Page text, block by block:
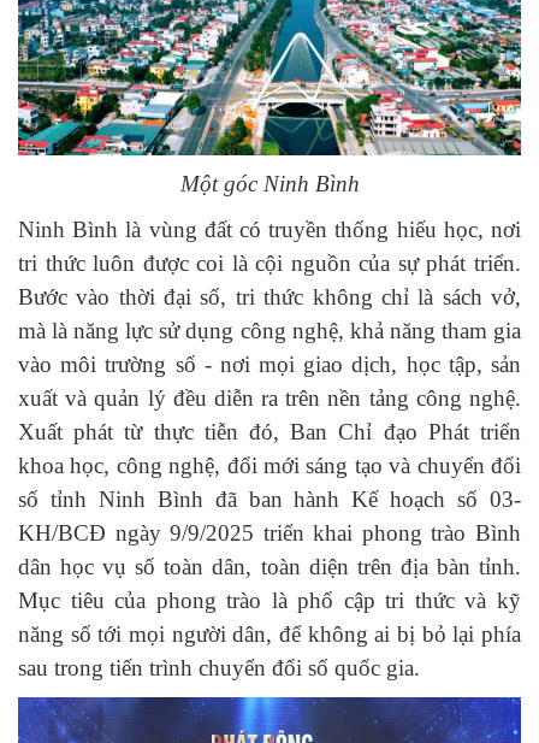
Một góc Ninh Bình
Ninh Bình là vùng đất có truyền thống hiếu học, nơi
tri thức luôn được coi là cội nguồn của sự phát triển.
Bước vào thời đại số, tri thức không chỉ là sách vở,
mà là năng lực sử dụng công nghệ, khả năng tham gia
vào môi trường số - nơi mọi giao dịch, học tập, sản
xuất và quản lý đều diễn ra trên nền tảng công nghệ.
Xuất phát từ thực tiễn đó, Ban Chỉ đạo Phát triển
khoa học, công nghệ, đổi mới sáng tạo và chuyển đổi
số tỉnh Ninh Bình đã ban hành Kế hoạch số 03-
KH/BCĐ ngày 9/9/2025 triển khai phong trào Bình
dân học vụ số toàn dân, toàn diện trên địa bàn tỉnh.
Mục tiêu của phong trào là phổ cập tri thức và kỹ
năng số tới mọi người dân, để không ai bị bỏ lại phía
sau trong tiến trình chuyển đổi số quốc gia.